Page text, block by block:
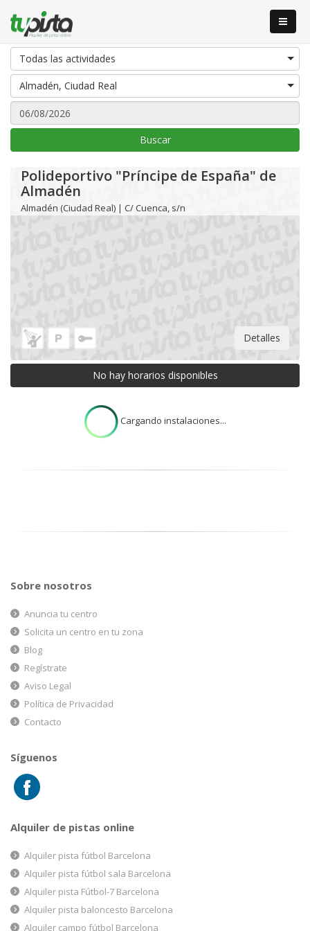
Todas las actividades
Almadén, Ciudad Real
Buscar
Polideportivo "Príncipe de España" de
Almadén
Almadén (Ciudad Real) | C/ Cuenca, s/n
Detalles
No hay horarios disponibles
Cargando instalaciones...
Sobre nosotros
Anuncia tu centro
Solicita un centro en tu zona
Blog
Regístrate
Aviso Legal
Política de Privacidad
Contacto
Síguenos
Alquiler de pistas online
Alquiler pista fútbol Barcelona
Alquiler pista fútbol sala Barcelona
Alquiler pista Fútbol-7 Barcelona
Alquiler pista baloncesto Barcelona
Alquiler campo fútbol Barcelona